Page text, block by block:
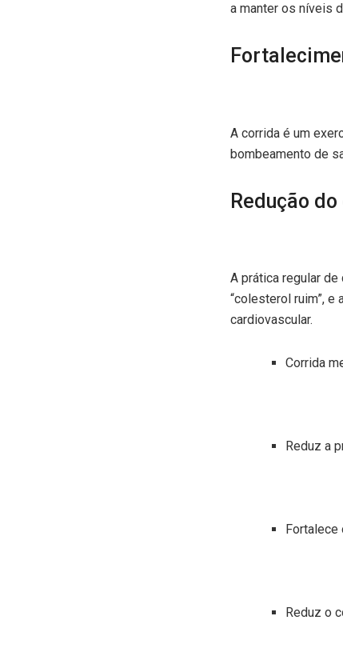
a manter os níveis
A corrida é um
bombeamento de
Redução
A prática regular
“colesterol ruim”, e
cardiovascular.
Corrida
Reduz a
Fortalece
Reduz o